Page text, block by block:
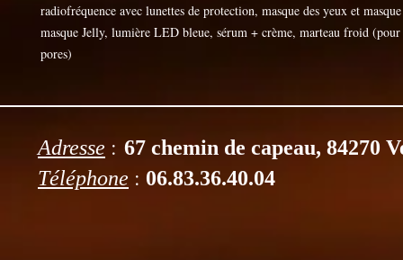
radiofréquence avec lunettes de protection, masque des yeux et
masque Jelly, lumière LED bleue, sérum + crème, marteau froid
pores)
Adresse : 67 chemin de capeau, 84270
Téléphone : 06.83.36.40.04